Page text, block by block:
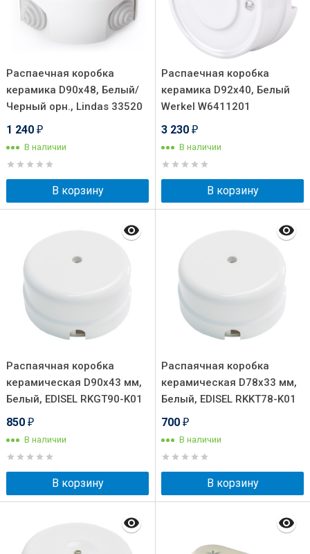
Распаечная коробка
керамика D90х48, Белый/
Черный орн., Lindas 33520
1 240 ₽
В наличии
В корзину
Распаечная коробка
керамика D92х40, Белый
Werkel W6411201
3 230 ₽
В наличии
В корзину
Распаячная коробка
керамическая D90х43 мм,
Белый, EDISEL RKGT90-K01
850 ₽
В наличии
В корзину
Распаячная коробка
керамическая D78х33 мм,
Белый, EDISEL RKKT78-K01
700 ₽
В наличии
В корзину